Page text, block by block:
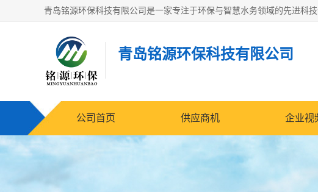
青岛铭源环保科技有限公司
公司首页 供应商机 企业视